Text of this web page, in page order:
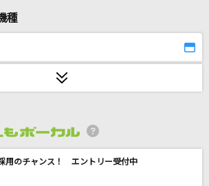
種
用のチャンス！ エントリー受付中